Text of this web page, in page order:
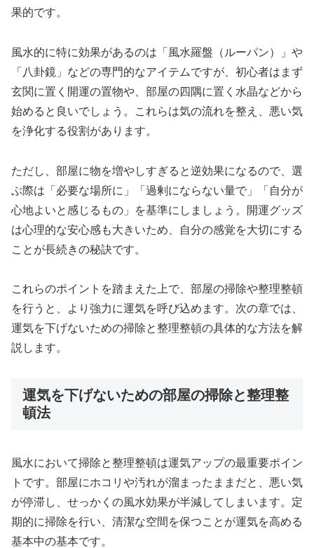
果的です。
風水的に特に効果があるのは「風水羅盤（ルーパン）」や
「八卦鏡」などの専門的なアイテムですが、初心者はまず
玄関に置く開運の置物や、部屋の四隅に置く水晶などから
始めると良いでしょう。これらは気の流れを整え、悪い気
を浄化する役割があります。
ただし、部屋に物を増やしすぎると逆効果になるので、選
ぶ際は「必要な場所に」「過剰にならない量で」「自分が
心地よいと感じるもの」を基準にしましょう。開運グッズ
は心理的な安心感も大きいため、自分の感覚を大切にする
ことが長続きの秘訣です。
これらのポイントを踏まえた上で、部屋の掃除や整理整頓
を行うと、より強力に運気を呼び込めます。次の章では、
運気を下げないための掃除と整理整頓の具体的な方法を解
説します。
運気を下げないための部屋の掃除と整理整
頓法
風水において掃除と整理整頓は運気アップの最重要ポイン
トです。部屋にホコリや汚れが溜まったままだと、悪い気
が停滞し、せっかくの風水効果が半減してしまいます。定
期的に掃除を行い、清潔な空間を保つことが運気を高める
基本中の基本です。